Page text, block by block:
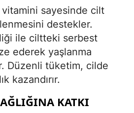
vitamini sayesinde cilt
destekler.
ile ciltteki serbest
ederek yaşlanma
Düzenli tüketim, cilde
kazandırır.
KATKI